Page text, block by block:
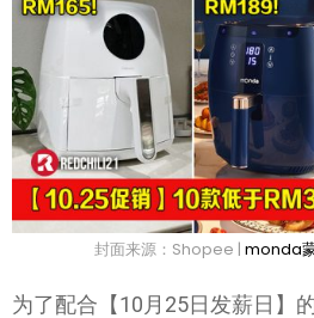
封面来源：Shopee | monda
为了配合【10月25日发薪日】